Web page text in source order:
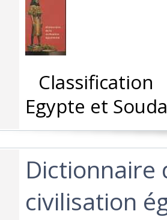
Egypte et
‎Dictionnaire
civilisation